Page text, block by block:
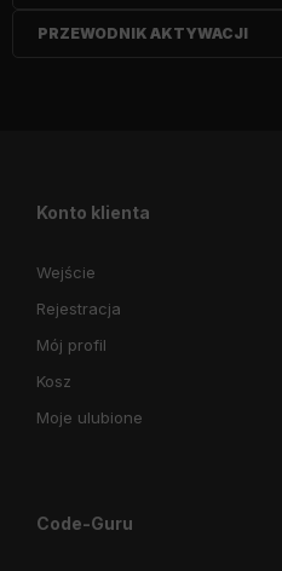
PRZEWODNIK AKTYWACJI
Konto klienta
Wejście
Rejestracja
Mój profil
Kosz
Moje ulubione
Code-Guru